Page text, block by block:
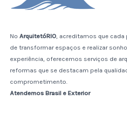
No ArquitetóRIO, acreditamos que
de transformar espaços e realizar
experiência, oferecemos serviços de
reformas que se destacam pela
comprometimento.
Atendemos Brasil e Exterior